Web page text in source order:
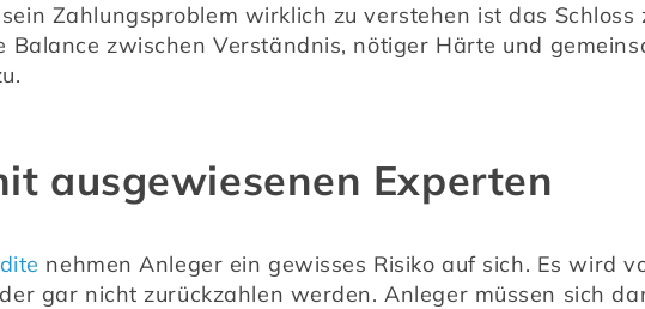
Zahlungsproblem wirklich zu verstehen ist das Schloss
Balance zwischen Verständnis, nötiger Härte und
ausgewiesenen Experten
nehmen Anleger ein gewisses Risiko auf sich. Es wird
gar nicht zurückzahlen werden. Anleger müssen sich